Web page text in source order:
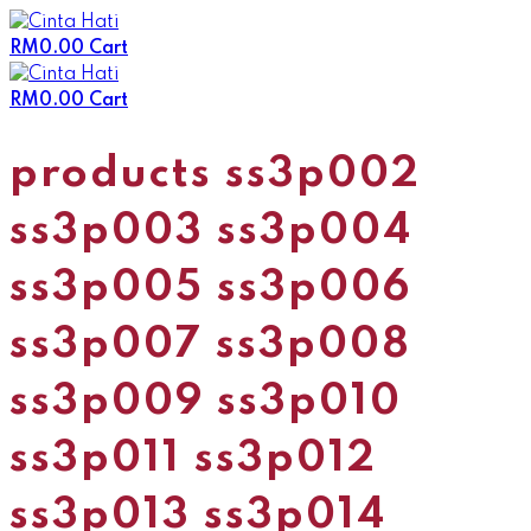
Skip
to
content
RM0.00 Cart
RM0.00 Cart
products ss3p002
ss3p003 ss3p004
ss3p005 ss3p006
ss3p007 ss3p008
ss3p009 ss3p010
ss3p011 ss3p012
ss3p013 ss3p014